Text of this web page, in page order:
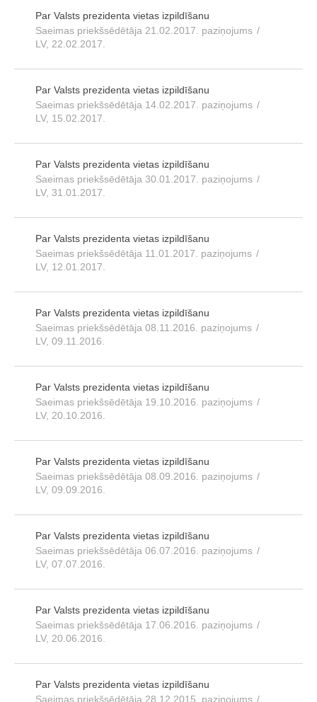
Par Valsts prezidenta vietas izpildīšanu
Saeimas priekšsēdētāja 21.02.2017. paziņojums /
LV, 22.02.2017.
Par Valsts prezidenta vietas izpildīšanu
Saeimas priekšsēdētāja 14.02.2017. paziņojums /
LV, 15.02.2017.
Par Valsts prezidenta vietas izpildīšanu
Saeimas priekšsēdētāja 30.01.2017. paziņojums /
LV, 31.01.2017.
Par Valsts prezidenta vietas izpildīšanu
Saeimas priekšsēdētāja 11.01.2017. paziņojums /
LV, 12.01.2017.
Par Valsts prezidenta vietas izpildīšanu
Saeimas priekšsēdētāja 08.11.2016. paziņojums /
LV, 09.11.2016.
Par Valsts prezidenta vietas izpildīšanu
Saeimas priekšsēdētāja 19.10.2016. paziņojums /
LV, 20.10.2016.
Par Valsts prezidenta vietas izpildīšanu
Saeimas priekšsēdētāja 08.09.2016. paziņojums /
LV, 09.09.2016.
Par Valsts prezidenta vietas izpildīšanu
Saeimas priekšsēdētāja 06.07.2016. paziņojums /
LV, 07.07.2016.
Par Valsts prezidenta vietas izpildīšanu
Saeimas priekšsēdētāja 17.06.2016. paziņojums /
LV, 20.06.2016.
Par Valsts prezidenta vietas izpildīšanu
Saeimas priekšsēdētāja 28.12.2015. paziņojums /